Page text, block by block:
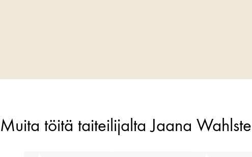
Muita töitä taiteilijalta Jaana